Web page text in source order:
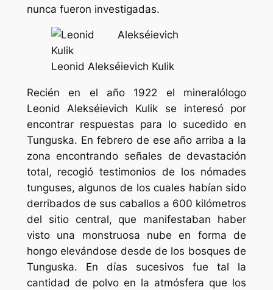
nunca fueron investigadas.
Leonid Alekséievich Kulik
Recién en el año 1922 el mineralólogo
Leonid Alekséievich Kulik se interesó por
encontrar respuestas para lo sucedido en
Tunguska. En febrero de ese año arriba a la
zona encontrando señales de devastación
total, recogió testimonios de los nómades
tunguses, algunos de los cuales habían sido
derribados de sus caballos a 600 kilómetros
del sitio central, que manifestaban haber
visto una monstruosa nube en forma de
hongo elevándose desde de los bosques de
Tunguska. En días sucesivos fue tal la
cantidad de polvo en la atmósfera que los